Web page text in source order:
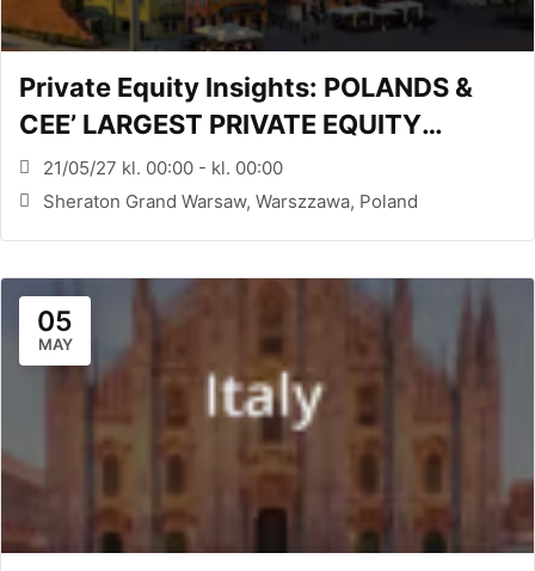
Private Equity Insights: POLANDS &
CEE’ LARGEST PRIVATE EQUITY
CONFERENCE (WARSAW, PL)
21/05/27 kl. 00:00 - kl. 00:00
Sheraton Grand Warsaw, Warszzawa, Poland
05
MAY